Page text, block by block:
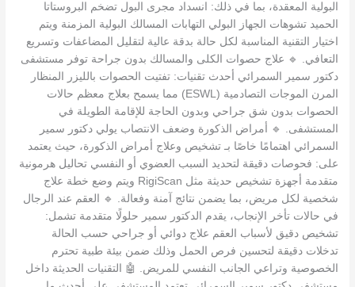
البولية المعقدة، بما في ذلك: انسداد مجرى البول تضخم البروستاتا
الحميد تشوهات الجهاز البولي التهابات المسالك البولية المزمنة ويتم
اختيار التقنية المناسبة لكل حالة بدقة عالية لتقليل المضاعفات وتسريع
التعافي. 🔹 علاج حصوات الكلى والمسالك بدون جراحة توفر مستشفى
دكتور سمير السمرائي أحدث تقنيات: تفتيت الحصوات بالليزر المنظار
المرن الموجات التصادمية (ESWL) مما يسمح بعلاج معظم حالات
الحصوات بدون شق جراحي وبدون الحاجة للإقامة الطويلة في
المستشفى. 🔹 أمراض الذكورة وضعف الانتصاب يولي دكتور سمير
السمرائي اهتمامًا خاصًا بـ تشخيص وعلاج أمراض الذكورة، حيث يعتمد
على: فحوصات دقيقة لتحديد السبب العضوي أو النفسي تحاليل هرمونية
متقدمة أجهزة تشخيص حديثة مثل RigiScan ويتم وضع خطة علاج
شخصية لكل مريض، بما يضمن نتائج آمنة وفعالة. 🔹 العقم عند الرجال
في حالات تأخر الإنجاب، يقدم الدكتور سمير حلولًا متقدمة تشمل:
تشخيص دقيق لأسباب العقم علاج دوائي أو جراحي حسب الحالة
تدخلات دقيقة لتحسين فرص الحمل وذلك ضمن بيئة طبية تحترم
الخصوصية وتراعي الجانب النفسي للمريض. 🤖 التقنيات الحديثة داخل